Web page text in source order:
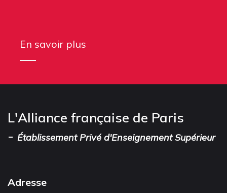
En savoir plus
L'Alliance française de Paris
- Établissement Privé d'Enseignement Supérieur
Adresse